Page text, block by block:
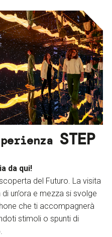
STEP
da qui!
del Futuro. La visita
un’ora e mezza si svolge
che ti accompagnerà
stimoli o spunti di